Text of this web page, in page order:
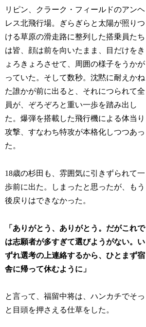
リピン、クラーク・フィールドのアンヘ
レス北飛行場。ぎらぎらと太陽が照りつ
ける草原の滑走路に整列した搭乗員たち
は皆、顔は前を向いたまま、目だけをき
ょろきょろさせて、周囲の様子をうかが
っていた。そして数秒。沈黙に耐えかね
た誰かが前に出ると、それにつられて全
員が、ぞろぞろと重い一歩を踏み出し
た。爆弾を搭載した飛行機による体当り
攻撃、すなわち特攻が本格化しつつあっ
た。
18歳の杉田も、雰囲気に引きずられて一
歩前に出た。しまったと思ったが、もう
後戻りはできなかった。
「ありがとう、ありがとう。だがこれで
は志願者が多すぎて選びようがない。い
ずれ選考の上連絡するから、ひとまず宿
舎に帰って休むように」
と言って、福留中将は、ハンカチでそっ
と目頭を押さえる仕草をした。